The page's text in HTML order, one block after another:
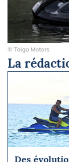
© Taiga Motors
La
Des